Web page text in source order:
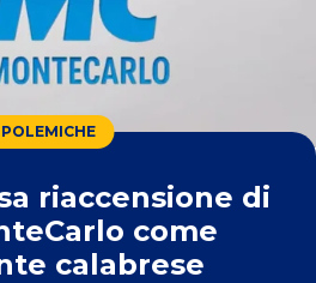
POLEMICHE
riaccensione di
come
calabrese